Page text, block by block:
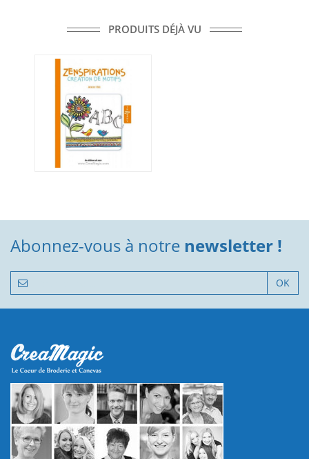
PRODUITS DÉJÀ VU
Abonnez-vous à notre newsletter !
OK